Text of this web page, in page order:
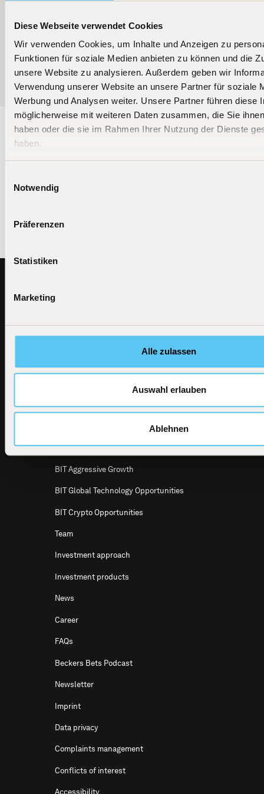
Diese Webseite verwendet Cookies
Wir verwenden Cookies, um Inhalte und Anzeigen zu
Funktionen für soziale Medien anbieten zu können und die
unsere Website zu analysieren. Außerdem geben wir
Verwendung unserer Website an unsere Partner für soziale
Werbung und Analysen weiter. Unsere Partner führen diese
möglicherweise mit weiteren Daten zusammen, die Sie
haben oder die sie im Rahmen Ihrer Nutzung der Dienste
haben.
Notwendig
Präferenzen
Statistiken
Marketing
Alle zulassen
Auswahl erlauben
Ablehnen
More news
in tomorrow's technology leaders.
Footer
BIT
10179 Berlin
BIT Global Technology Leaders Active
BIT Defensive Growth
BIT Global Leaders
BIT Aggressive Growth
BIT Global Technology Opportunities
BIT Crypto Opportunities
Team
Investment approach
Investment products
News
Career
FAQs
Beckers Bets Podcast
Newsletter
Imprint
Data privacy
Complaints management
Conflicts of interest
Accessibility